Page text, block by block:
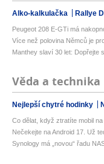
Alko-kalkulačka Rallye
Peugeot 208 E-GTi má
Více než polovina Němců je
Manthey slaví 30 let: Dopřejte
Věda a technika
Nejlepší chytré hodinky
Co dělat, když ztratíte mobil
Nečekejte na Android 17. Už
Synology má „novou“ řadu